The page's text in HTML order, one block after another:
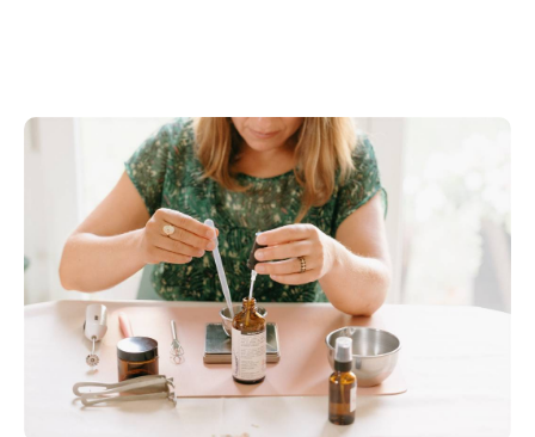
d'hygiène et de sécurité, conservation...
- Hydrolats, Huiles végétales, etc...: découvrez les
bienfaits de ces ingrédients naturels et apprenez à
les choisir en fonction de votre type de peau.
- Explication de la mise en oeuvre des produits
- Conseils guidés et personnalisés
- Choisissez les actifs, les fragrances ... pour
personnaliser vos produits à 100% !
Repartez avec vos créations, des recettes simples et
des conseils personnalisés!